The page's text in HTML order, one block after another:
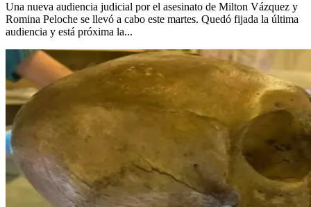
Una nueva audiencia judicial por el asesinato de Milton Vázquez y
Romina Peloche se llevó a cabo este martes. Quedó fijada la última
audiencia y está próxima la...